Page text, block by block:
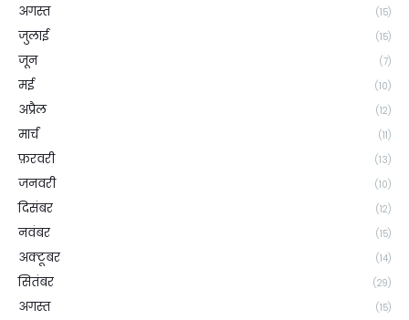
अगस्त (15)
जुलाई (15)
जून (7)
मई (10)
अप्रैल (12)
मार्च (11)
फ़रवरी (13)
जनवरी (10)
दिसंबर (12)
नवंबर (15)
अक्टूबर (14)
सितंबर (29)
अगस्त (15)